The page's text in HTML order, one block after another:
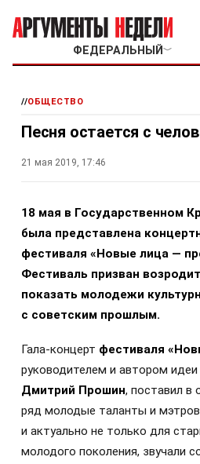
ФЕДЕРАЛЬНЫЙ ﹀
//ОБЩЕСТВО
Песня остается с
21 мая 2019, 17:46
18 мая в Государственном
была представлена
фестиваля «Новые лица —
Фестиваль призван
показать молодежи
с советским прошлым.
Гала-концерт фестиваля
руководителем и автором идеи
Дмитрий Прошин, поставил в
ряд молодые таланты и
и актуально не только для
молодого поколения, звучали